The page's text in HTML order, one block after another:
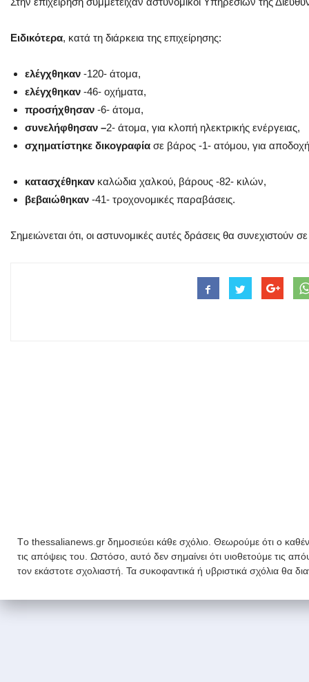
Ειδικότερα, κατά τη διάρκεια της επιχείρησης:
ελέγχθηκαν -120- άτομα,
ελέγχθηκαν -46- οχήματα,
προσήχθησαν -6- άτομα,
συνελήφθησαν –2- άτομα, για κλοπή ηλεκτρικής ενέργειας,
σχηματίστηκε δικογραφία σε βάρος -1- ατόμου, για
κατασχέθηκαν καλώδια χαλκού, βάρους -82- κιλών,
βεβαιώθηκαν -41- τροχονομικές παραβάσεις.
Σημειώνεται ότι, οι αστυνομικές αυτές δράσεις θα συνεχιστούν
Tο thessalianews.gr δημοσιεύει κάθε σχόλιο. Θεωρούμε ότι ο
τις απόψεις του. Ωστόσο, αυτό δεν σημαίνει ότι υιοθετούμε τις
τον εκάστοτε σχολιαστή. Τα συκοφαντικά ή υβριστικά σχόλια θα